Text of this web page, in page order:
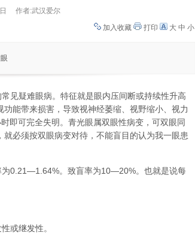
作者:武汉爱尔
加入收藏
打印 大 中 小
见疑难眼病。特征就是眼内压间断或持续性升高
能带来损害，导致视神经萎缩、视野缩小、视力
即可完全失明。青光眼属双眼性病变，可双眼同
必须按双眼病变对待，不能盲目的认为我一眼患
为0.21—1.64%。致盲率为10—20%。也就是说每
或继发性。